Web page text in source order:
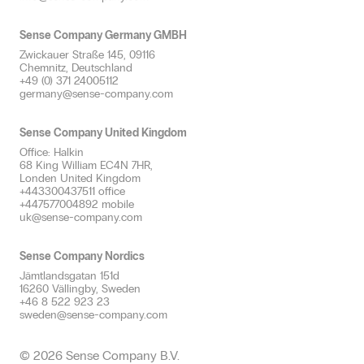
Sense Company Germany GMBH
Zwickauer Straße 145, 09116
Chemnitz, Deutschland
+49 (0) 371 24005112
germany@sense-company.com
Sense Company United Kingdom
Office: Halkin
68 King William EC4N 7HR,
Londen United Kingdom
+443300437511 office
+447577004892 mobile
uk@sense-company.com
Sense Company Nordics
Jämtlandsgatan 151d
16260 Vällingby, Sweden
+46 8 522 923 23
sweden@sense-company.com
© 2026 Sense Company B.V.